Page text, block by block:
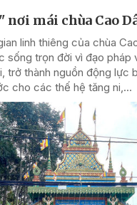
nơi mái chùa Cao
linh thiêng của chùa
sống trọn đời vì đạo pháp
trở thành nguồn động lực
cho các thế hệ tăng ni,...